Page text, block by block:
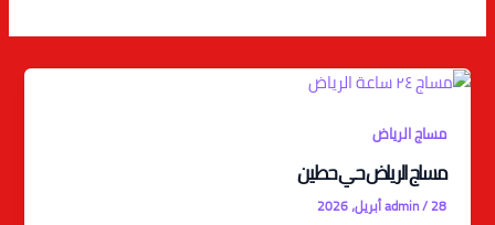
مساج الرياض
مساج الرياض حي حطين
admin/28 أبريل، 2026